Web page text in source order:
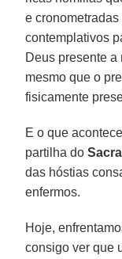
e
contemplativos
Deus presente a
mesmo que o
fisicamente
E o que
partilha do
das hóstias
enfermos.
Hoje,
consigo ver que